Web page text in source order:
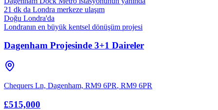
21 dk da Londra merkeze ulaşım
Doğu Londra'da
Londranın en büyük kentsel dönüşüm projesi
Dagenham Projesinde 3+1 Daireler
Chequers Ln, Dagenham, RM9 6PR, RM9 6PR
£515,000